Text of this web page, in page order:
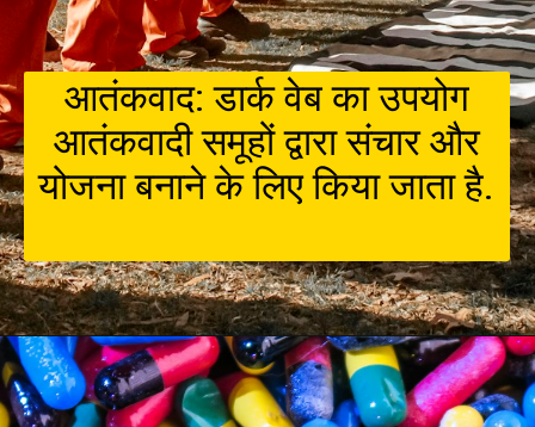
आतंकवाद: डार्क वेब का उपयोग
आतंकवादी समूहों द्वारा संचार और
योजना बनाने के लिए किया जाता है.